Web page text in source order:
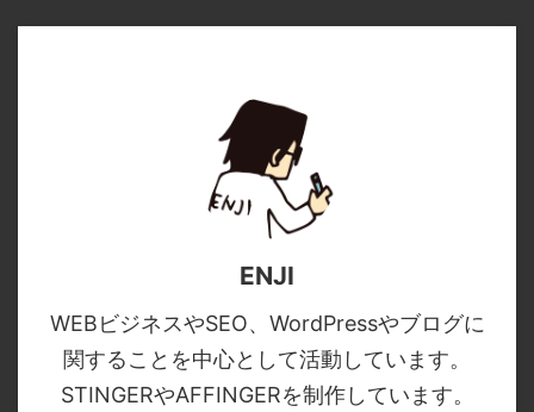
ENJI
WEBビジネスやSEO、WordPressやブログに
関することを中心として活動しています。
STINGERやAFFINGERを制作しています。